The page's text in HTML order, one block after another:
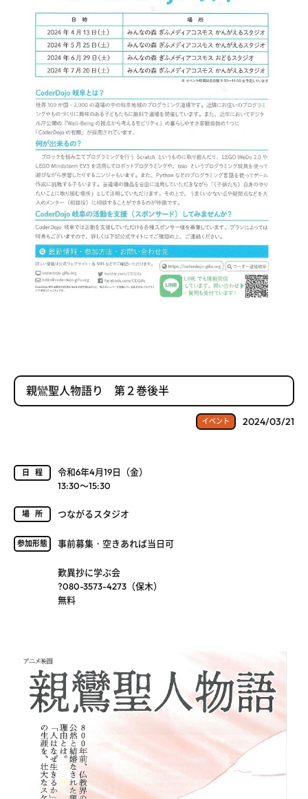
親鸞聖人物語り 第２巻後半
イベント 2024/03/21
日程
令和6年4月19日（金）
13:30～15:30
場所 つながるスタジオ
参加形態 事前募集・空きあれば当日可
歎異抄に学ぶ会
?080-3573-4273（保木）
無料